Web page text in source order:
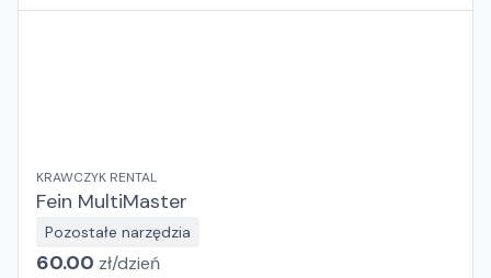
KRAWCZYK RENTAL
Fein MultiMaster
Pozostałe narzędzia
60.00 zł/dzień